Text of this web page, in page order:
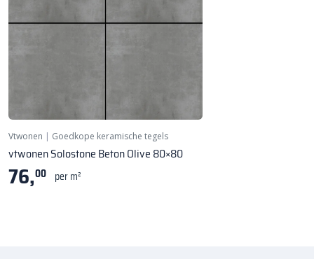
Vtwonen | Goedkope keramische tegels
vtwonen Solostone Beton Olive 80×80
76,00 per m²